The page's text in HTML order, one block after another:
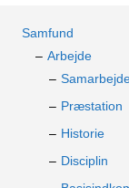
Samfund
Arbejde
Præstation
Historie
Disciplin